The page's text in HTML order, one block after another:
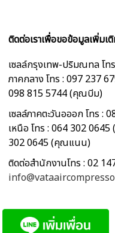
ติดต่อเราเพื่อขอข้อมูลเพิ่มเ
เซลล์กรุงเทพ-ปริมณทล โ
ภาคกลาง โทร : 097 237
098 815 5744 (คุณบีม)
เซลล์ภาคตะวันอออก โทร :
เหนือ โทร : 064 302
302 0645 (คุณแนน)
ติดต่อสำนักงานโทร : 02